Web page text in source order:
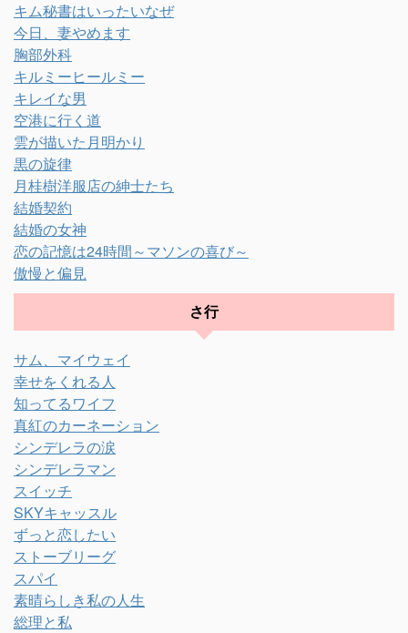
キム秘書はいったいなぜ
今日、妻やめます
胸部外科
キルミーヒールミー
キレイな男
空港に行く道
雲が描いた月明かり
黒の旋律
月桂樹洋服店の紳士たち
結婚契約
結婚の女神
恋の記憶は24時間～マソンの喜び～
傲慢と偏見
さ行
サム、マイウェイ
幸せをくれる人
知ってるワイフ
真紅のカーネーション
シンデレラの涙
シンデレラマン
スイッチ
SKYキャッスル
ずっと恋したい
ストーブリーグ
スパイ
素晴らしき私の人生
総理と私